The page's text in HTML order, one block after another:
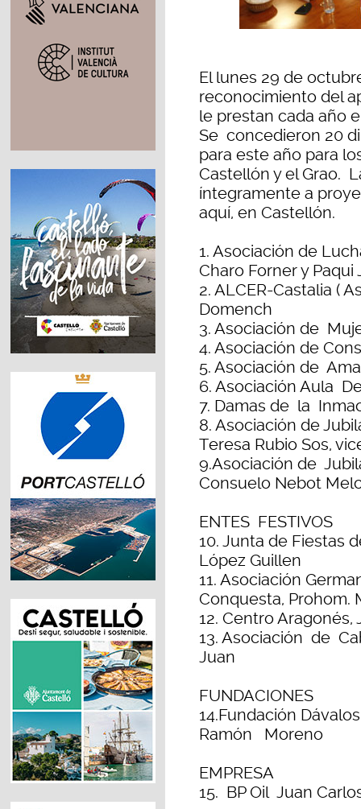
El lunes 29 de
reconocimiento del
le prestan cada año
Se concedieron 20
para este año para
Castellón y el Grao.
íntegramente a
aquí, en Castellón.
1. Asociación de
Charo Forner y Paqui
2. ALCER-Castalia (
Domench
3. Asociación de
4. Asociación de
5. Asociación de
6. Asociación Aula
7. Damas de la
8. Asociación de
Teresa Rubio Sos,
9.Asociación de
Consuelo Nebot
ENTES FESTIVOS
10. Junta de
López Guillen
11. Asociación
Conquesta, Prohom.
12. Centro
13. Asociación de
Juan
FUNDACIONES
14.Fundación
Ramón Moreno
EMPRESA
15. BP Oil Juan